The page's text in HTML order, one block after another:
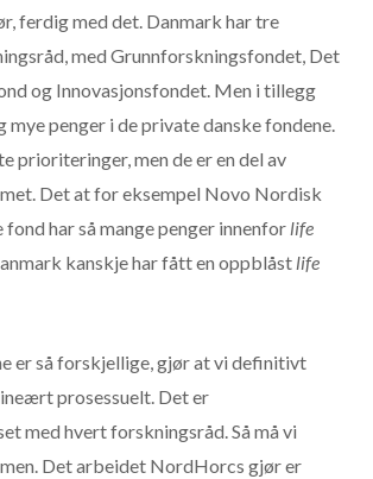
ferdig med det. Danmark har tre
med Grunnforskningsfondet, Det
og Innovasjonsfondet. Men i tillegg
penger i de private danske fondene.
prioriteringer, men de er en del av
Det at for eksempel Novo Nordisk
fond har så mange penger innenfor life
kanskje har fått en oppblåst life
er så forskjellige, gjør at vi definitivt
prosessuelt. Det er
med hvert forskningsråd. Så må vi
Det arbeidet NordHorcs gjør er